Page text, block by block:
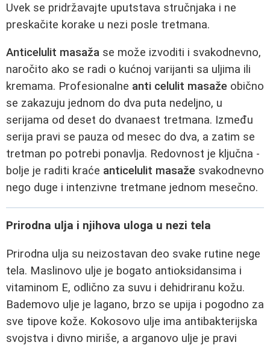
Uvek se pridržavajte uputstava stručnjaka i ne
preskačite korake u nezi posle tretmana.
Anticelulit masaža se može izvoditi i svakodnevno,
naročito ako se radi o kućnoj varijanti sa uljima ili
kremama. Profesionalne anti celulit masaže obično
se zakazuju jednom do dva puta nedeljno, u
serijama od deset do dvanaest tretmana. Između
serija pravi se pauza od mesec do dva, a zatim se
tretman po potrebi ponavlja. Redovnost je ključna -
bolje je raditi kraće anticelulit masaže svakodnevno
nego duge i intenzivne tretmane jednom mesečno.
Prirodna ulja i njihova uloga u nezi tela
Prirodna ulja su neizostavan deo svake rutine nege
tela. Maslinovo ulje je bogato antioksidansima i
vitaminom E, odlično za suvu i dehidriranu kožu.
Bademovo ulje je lagano, brzo se upija i pogodno za
sve tipove kože. Kokosovo ulje ima antibakterijska
svojstva i divno miriše, a arganovo ulje je pravi